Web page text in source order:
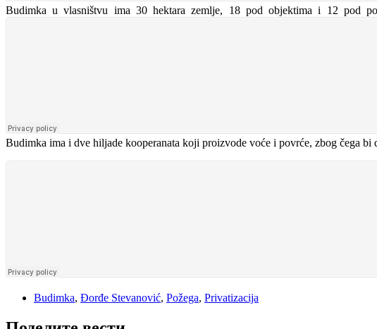
Budimka u vlasništvu ima 30 hektara zemlje, 18 pod objektima i 12 pod
Budimka ima i dve hiljade kooperanata koji proizvode voće i povrće, zbog čega
Budimka, Đorđe Stevanović, Požega, Privatizacija